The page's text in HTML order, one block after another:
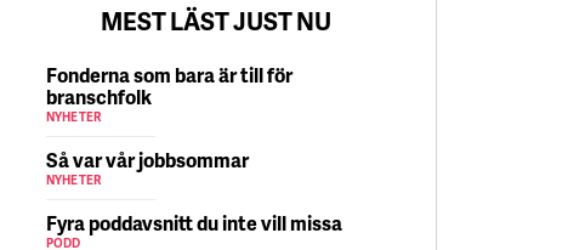
MEST LÄST JUST NU
Fonderna som bara är till för
branschfolk
NYHETER
Så var vår jobbsommar
NYHETER
Fyra poddavsnitt du inte vill missa
PODD